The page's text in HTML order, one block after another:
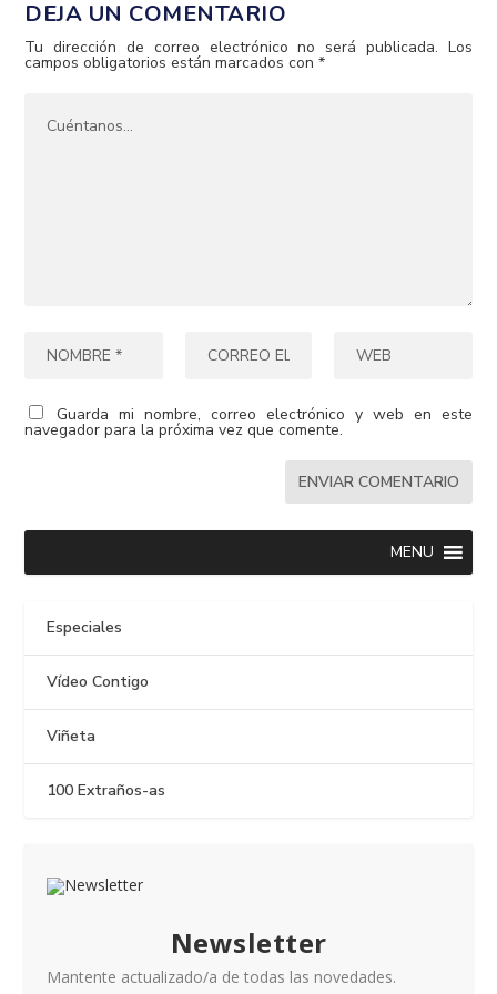
DEJA UN COMENTARIO
Tu dirección de correo electrónico no será publicada. Los
campos obligatorios están marcados con*
Guarda mi nombre, correo electrónico y web en este
navegador para la próxima vez que comente.
MENU
Especiales
Vídeo Contigo
Viñeta
100 Extraños-as
Newsletter
Mantente actualizado/a de todas las novedades.